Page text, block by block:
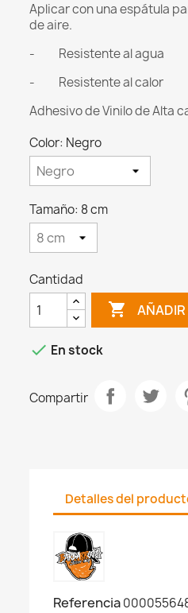
Aplicar con una espátula
de aire.
- Resistente al agua
- Resistente al calor
Adhesivo de Vinilo de Alta
Color: Negro
Tamaño: 8 cm
Cantidad
 AÑADIR
 En stock
Compartir
Detalles del
Referencia